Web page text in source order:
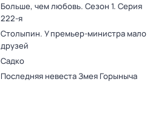
Больше, чем любовь. Сезон 1. Серия
222-я
Столыпин. У премьер-министра мало
друзей
Садко
Последняя невеста Змея Горыныча